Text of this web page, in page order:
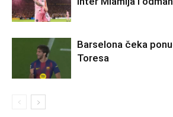
Barselona čeka
Toresa